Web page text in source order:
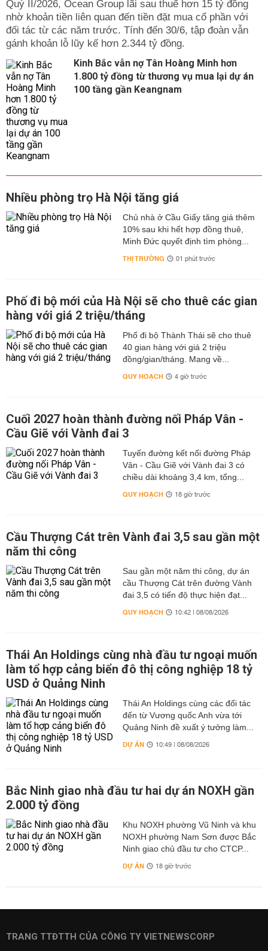
Quý II/2026, Ocean Group lãi sau thuế hơn 15 tỷ đồng
nhờ khoản tiền liên quan đến tiền đặt mua cổ phần với
đối tác từ các năm trước. Tính đến 30/6, tập đoàn vẫn
gánh khoản lỗ lũy kế hơn 2.344 tỷ đồng.
Kinh Bắc vẫn nợ Tân Hoàng Minh hơn
1.800 tỷ đồng từ thương vụ mua lại dự án
100 tầng gần Keangnam
Nhiều phòng trọ Hà Nội tăng giá
Chủ nhà ở Cầu Giấy tăng giá thêm
10% sau khi hết hợp đồng thuê,
Minh Đức quyết định tìm phòng...
THỊ TRƯỜNG 01 phút trước
Phố đi bộ mới của Hà Nội sẽ cho thuê các gian
hàng với giá 2 triệu/tháng
Phố đi bộ Thành Thái sẽ cho thuê
40 gian hàng với giá 2 triệu
đồng/gian/tháng. Mang về...
QUY HOẠCH 4 giờ trước
Cuối 2027 hoàn thành đường nối Pháp Vân -
Cầu Giẽ với Vành đai 3
Tuyến đường kết nối đường Pháp
Vân - Cầu Giẽ với Vành đai 3 có
chiều dài khoảng 3,4 km, tổng...
QUY HOẠCH 18 giờ trước
Cầu Thượng Cát trên Vành đai 3,5 sau gần một
năm thi công
Sau gần một năm thi công, dự án
cầu Thượng Cát trên đường Vành
đai 3,5 có tiến độ thực hiện đạt...
QUY HOẠCH 10:42 | 08/08/2026
Thái An Holdings cùng nhà đầu tư ngoại muốn
làm tổ hợp cảng biển đô thị công nghiệp 18 tỷ
USD ở Quảng Ninh
Thái An Holdings cùng các đối tác
đến từ Vương quốc Anh vừa tới
Quảng Ninh đề xuất ý tưởng làm...
DỰ ÁN 10:49 | 08/08/2026
Bắc Ninh giao nhà đầu tư hai dự án NOXH gần
2.000 tỷ đồng
Khu NOXH phường Vũ Ninh và khu
NOXH phường Nam Sơn được Bắc
Ninh giao chủ đầu tư cho CTCP...
DỰ ÁN 18 giờ trước
TRANG TTĐTTH CỦA CÔNG TY VIETNEWSCORP